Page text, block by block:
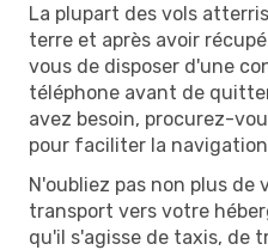
La plupart des vols
terre et après avoir
vous de disposer d'une
téléphone avant de
avez besoin, procurez-
pour faciliter la
N'oubliez pas non plus de
transport vers votre
qu'il s'agisse de taxis, de